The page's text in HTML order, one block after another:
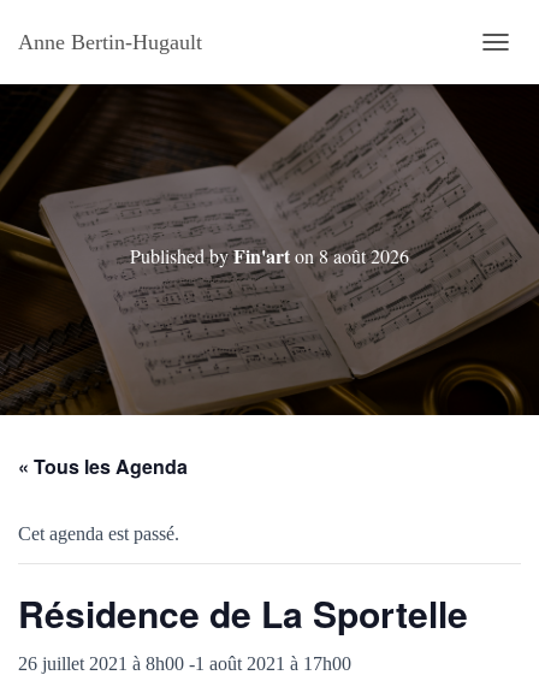
Anne Bertin-Hugault
Published byFin'arton8 août 2026
« Tous les Agenda
Cet agenda est passé.
Résidence de La Sportelle
26 juillet 2021 à 8h00 -1 août 2021 à 17h00